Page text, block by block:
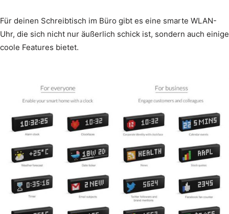
Für deinen Schreibtisch im Büro gibt es eine smarte WLAN-
Uhr, die sich nicht nur äußerlich schick ist, sondern auch einige
coole Features bietet.